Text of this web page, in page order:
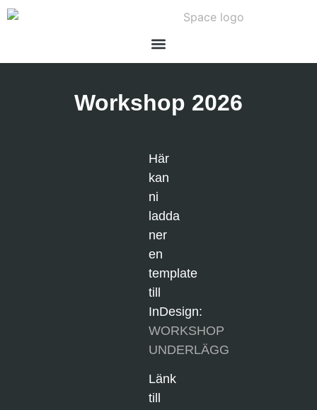
Workshop 2026
Här
kan
ni
ladda
ner
en
template
till
InDesign:
WORKSHOP
UNDERLÄGG
Länk
till